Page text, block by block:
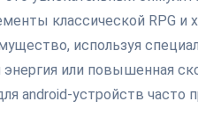
классической RPG и
используя
энергия или повышенная
android-устройств часто